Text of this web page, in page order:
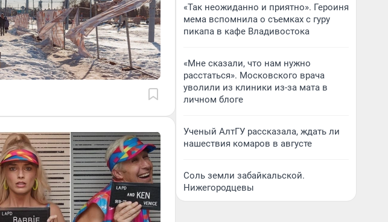
«Так неожиданно и приятно». Героиня
мема вспомнила о съемках с гуру
пикапа в кафе Владивостока
«Мне сказали, что нам нужно
расстаться». Московского врача
уволили из клиники из-за мата в
личном блоге
Ученый АлтГУ рассказала, ждать ли
нашествия комаров в августе
Соль земли забайкальской.
Нижегородцевы